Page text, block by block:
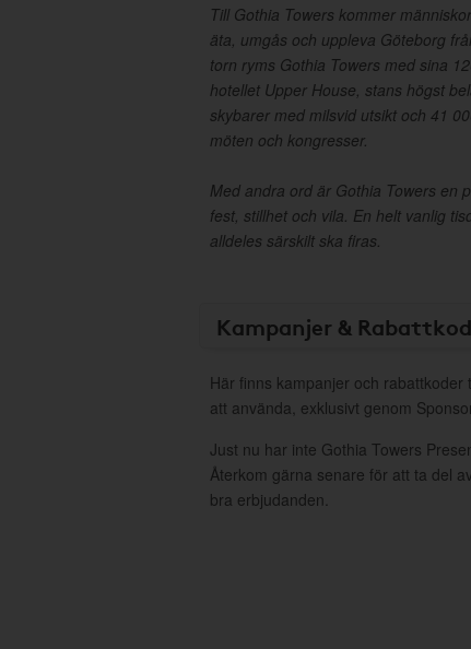
Till Gothia Towers kommer
äta, umgås och uppleva Göteborg
torn ryms Gothia Towers med sina
hotellet Upper House, stans högst
skybarer med milsvid utsikt och 41
möten och kongresser.
Med andra ord är Gothia Towers en
fest, stillhet och vila. En helt vanlig
alldeles särskilt ska firas.
Kampanjer &
Här finns kampanjer och rabattkoder
att använda, exklusivt genom
Just nu har inte Gothia Towers
Återkom gärna senare för att ta del
bra erbjudanden.